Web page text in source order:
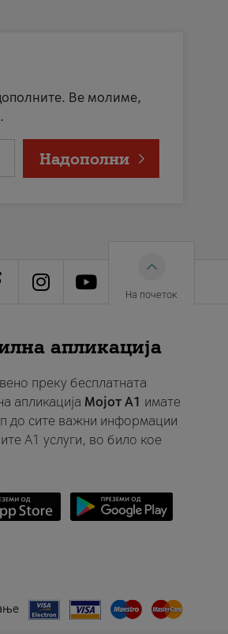
Ве молиме,
Надополни
На почеток
апликација
преку бесплатната
апликација Мојот A1 имате
до сите важни информации
A1 услуги, во било кое